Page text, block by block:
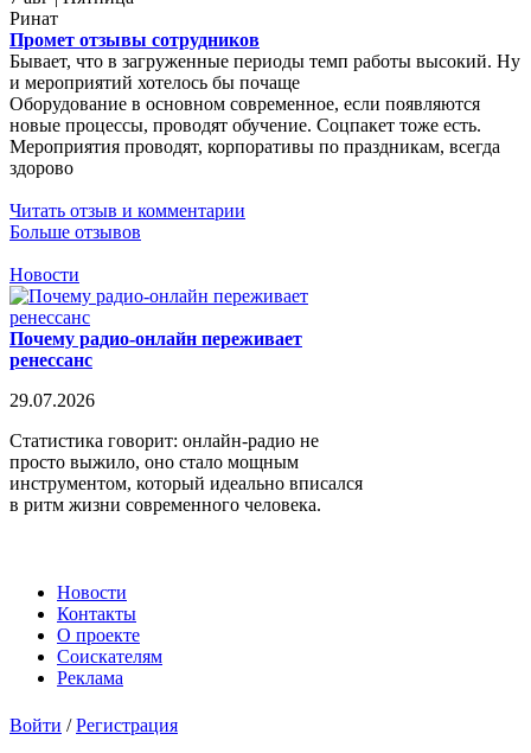
Ринат
Промет отзывы сотрудников
Бывает, что в загруженные периоды темп работы высокий. Ну
и мероприятий хотелось бы почаще
Оборудование в основном современное, если появляются
новые процессы, проводят обучение. Соцпакет тоже есть.
Мероприятия проводят, корпоративы по праздникам, всегда
здорово
Читать отзыв и комментарии
Больше отзывов
Новости
Почему радио-онлайн переживает
ренессанс
29.07.2026
Статистика говорит: онлайн-радио не
просто выжило, оно стало мощным
инструментом, который идеально вписался
в ритм жизни современного человека.
Новости
Контакты
О проекте
Соискателям
Реклама
Войти /Регистрация